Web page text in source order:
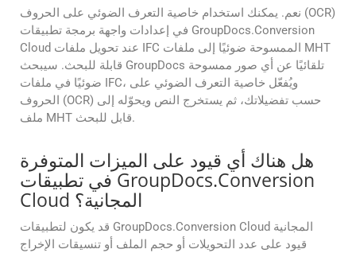
نعم. يمكنك استخدام خاصية التعرف الضوئي على الحروف (OCR)
في إعدادات واجهة برمجة تطبيقات GroupDocs.Conversion
Cloud عند تحويل ملفات IFC الممسوحة ضوئيًا إلى ملفات MHT
قابلة للبحث. سيبحث GroupDocs تلقائيًا عن أي صور ممسوحة
ضوئيًا في ملفات IFC، ويُفعّل خاصية التعرف الضوئي على
الحروف (OCR) حسب تفضيلاتك، ثم يستخرج النص ويحوّله إلى
ملف MHT قابل للبحث.
هل هناك أي قيود على الميزات المتوفرة
في تطبيقات GroupDocs.Conversion
Cloud المجانية؟
قد يكون لتطبيقات GroupDocs.Conversion Cloud المجانية
قيود على عدد التحويلات أو حجم الملف أو تنسيقات الإخراج